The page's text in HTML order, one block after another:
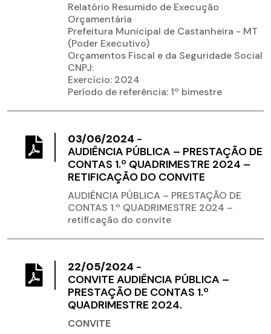
Relatório Resumido de Execução
Orçamentária
Prefeitura Municipal de Castanheira - MT
(Poder Executivo)
Orçamentos Fiscal e da Seguridade Social
CNPJ:
Exercício: 2024
Período de referência: 1º bimestre
03/06/2024 -
AUDIÊNCIA PÚBLICA – PRESTAÇÃO DE
CONTAS 1.º QUADRIMESTRE 2024 –
RETIFICAÇÃO DO CONVITE
AUDIÊNCIA PÚBLICA – PRESTAÇÃO DE
CONTAS 1.º QUADRIMESTRE 2024 –
retificação do convite
22/05/2024 -
​CONVITE AUDIÊNCIA PÚBLICA –
PRESTAÇÃO DE CONTAS 1.º
QUADRIMESTRE 2024.
CONVITE